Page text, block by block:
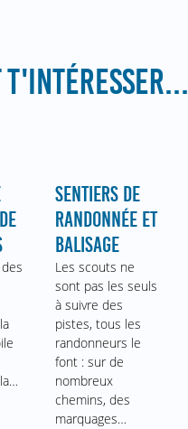
T'INTÉRESSER...
SENTIERS DE
RANDONNÉE ET
BALISAGE
Les scouts ne
sont pas les seuls
à suivre des
pistes, tous les
randonneurs le
font : sur de
nombreux
chemins, des
marquages…